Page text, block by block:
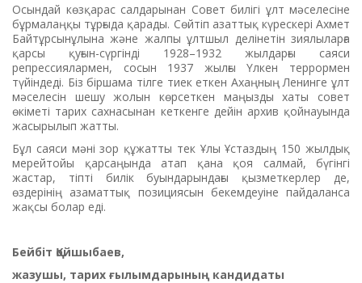
Осындай көзқарас салдарынан Совет билігі ұлт мәселесіне
бұрмалаңқы тұрғыда қарады. Сөйтіп азаттық күрескері Ахмет
Байтұрсынұлына және жалпы ұлтшыл делінетін зиялыларға
қарсы қуғын-сүргінді 1928–1932 жылдарғы саяси
репрессиялармен, сосын 1937 жылғы Үлкен террормен
түйіндеді. Біз біршама тілге тиек еткен Ахаңның Ленинге ұлт
мәселесін шешу жолын көрсеткен маңызды хаты совет
өкіметі тарих сахнасынан кеткенге дейін архив қойнауында
жасырылып жатты.
Бұл саяси мәні зор құжатты тек Ұлы Ұстаздың 150 жылдық
мерейтойы қарсаңында атап қана қоя салмай, бүгінгі
жастар, тіпті билік буындарындағы қызметкерлер де,
өздерінің азаматтық позициясын бекемдеуіне пайдаланса
жақсы болар еді.
Бейбіт Қойшыбаев,
жазушы, тарих ғылымдарының кандидаты